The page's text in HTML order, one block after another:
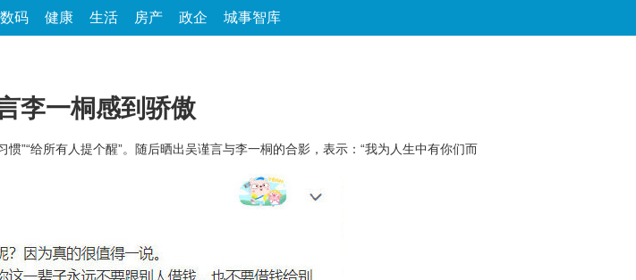
数码 健康 生活 房产 政企 城事智库
李一桐感到骄傲
”“给所有人提个醒”。随后晒出吴谨言与李一桐的合影，表示：“我为人生中有你们而